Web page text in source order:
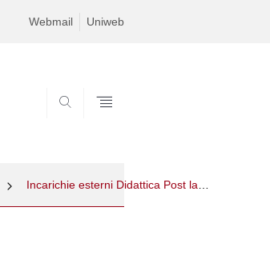
Webmail Uniweb
Incarichie esterni Didattica Post lauream 2024